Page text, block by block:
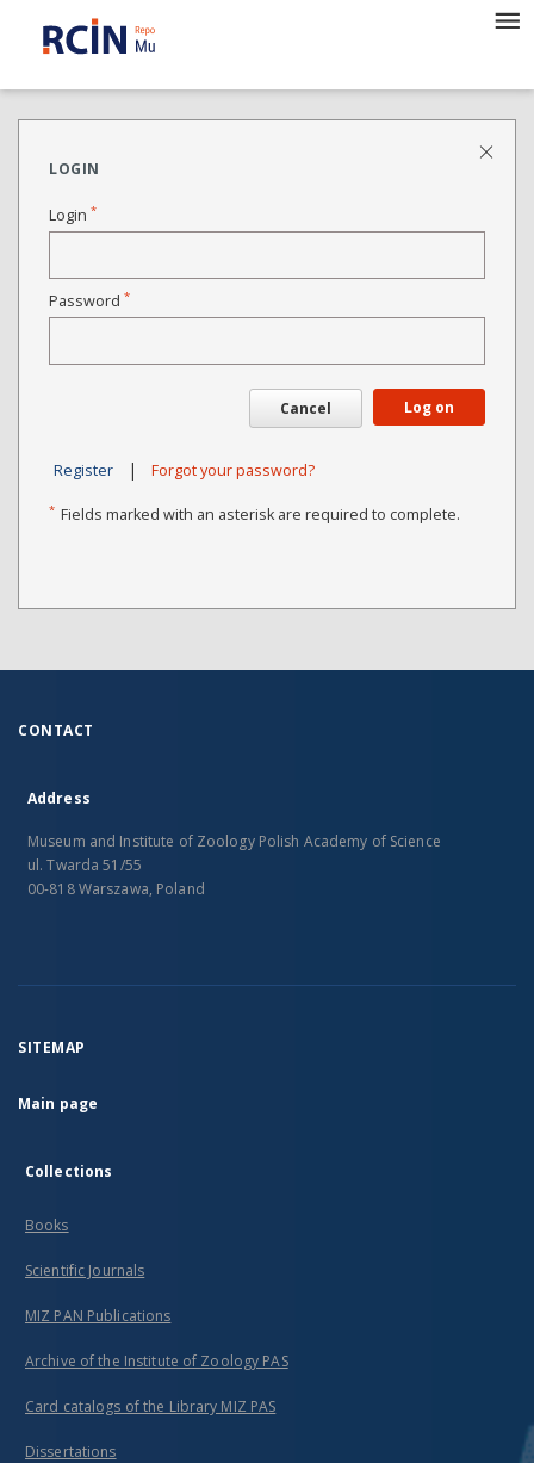
LOGIN
Login *
Password *
Cancel Log on
Register | Forgot your password?
* Fields marked with an asterisk are required to complete.
CONTACT
Address
Museum and Institute of Zoology Polish Academy of Science
ul. Twarda 51/55
00-818 Warszawa, Poland
SITEMAP
Main page
Collections
Books
Scientific Journals
MIZ PAN Publications
Archive of the Institute of Zoology PAS
Card catalogs of the Library MIZ PAS
Dissertations